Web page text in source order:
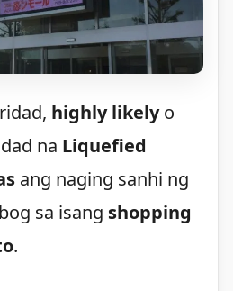
highly likelyo
na Liquefied
ang naging sanhi ng
sa isang shopping
.